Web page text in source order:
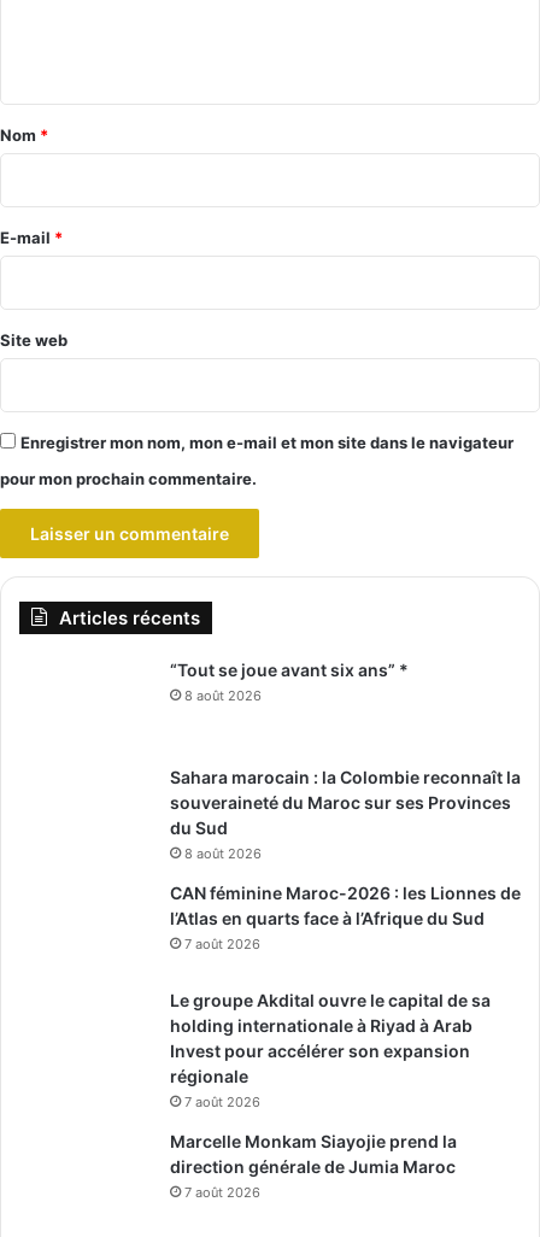
a
r
e
Nom *
E-mail *
Site web
Enregistrer mon nom, mon e-mail et mon site dans le navigateur
pour mon prochain commentaire.
Articles récents
“Tout se joue avant six ans” *
8 août 2026
Sahara marocain : la Colombie reconnaît la
souveraineté du Maroc sur ses Provinces
du Sud
8 août 2026
CAN féminine Maroc-2026 : les Lionnes de
l’Atlas en quarts face à l’Afrique du Sud
7 août 2026
Le groupe Akdital ouvre le capital de sa
holding internationale à Riyad à Arab
Invest pour accélérer son expansion
régionale
7 août 2026
Marcelle Monkam Siayojie prend la
direction générale de Jumia Maroc
7 août 2026